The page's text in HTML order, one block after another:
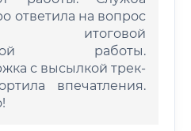
ответила на вопрос
итоговой
работы.
с высылкой трек-
впечатления.